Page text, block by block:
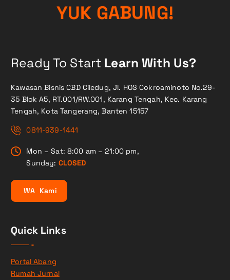
YUK GABUNG!
Ready To Start Learn With Us?
Kawasan Bisnis CBD Ciledug, Jl. HOS Cokroaminoto No.29-
35 Blok A5, RT.001/RW.001, Karang Tengah, Kec. Karang
Tengah, Kota Tangerang, Banten 15157
0811-939-1441
Mon – Sat: 8:00 am – 21:00 pm,
Sunday: CLOSED
WA Kami
Quick Links
Portal Abang
Rumah Jurnal